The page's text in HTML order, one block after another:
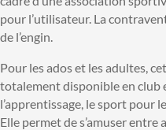
pour l’utilisateur. La
de l’engin.
Pour les ados et les adultes,
totalement disponible en club
l’apprentissage, le sport pour
Elle permet de s’amuser entre